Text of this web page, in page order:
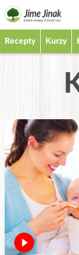
Recepty Kurzy